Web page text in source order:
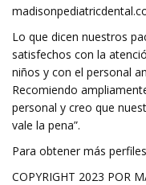
Lo que dicen nuestros
satisfechos con la
niños y con el personal
Recomiendo
personal y creo que
vale la pena”.
Para obtener más
​COPYRIGHT 2023 POR